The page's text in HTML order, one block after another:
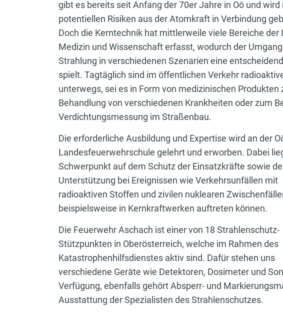
gibt es bereits seit Anfang der 70er Jahre in Oö und
potentiellen Risiken aus der Atomkraft in Verbindung
Doch die Kerntechnik hat mittlerweile viele Bereiche der
Medizin und Wissenschaft erfasst, wodurch der
Strahlung in verschiedenen Szenarien eine
spielt. Tagtäglich sind im öffentlichen Verkehr
unterwegs, sei es in Form von medizinischen Produkten
Behandlung von verschiedenen Krankheiten oder zum
Verdichtungsmessung im Straßenbau.
Die erforderliche Ausbildung und Expertise wird an der
Landesfeuerwehrschule gelehrt und erworben. Dabei
Schwerpunkt auf dem Schutz der Einsatzkräfte sowie
Unterstützung bei Ereignissen wie Verkehrsunfällen mit
radioaktiven Stoffen und zivilen nuklearen
beispielsweise in Kernkraftwerken auftreten können.
Die Feuerwehr Aschach ist einer von 18 Strahlenschutz-
Stützpunkten in Oberösterreich, welche im Rahmen des
Katastrophenhilfsdienstes aktiv sind. Dafür stehen uns
verschiedene Geräte wie Detektoren, Dosimeter und
Verfügung, ebenfalls gehört Absperr- und
Ausstattung der Spezialisten des Strahlenschutzes.